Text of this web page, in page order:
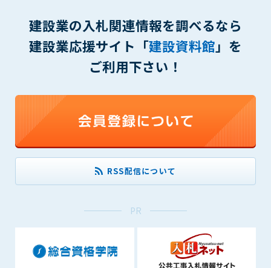
建設業の入札関連情報を調べるなら
建設業応援サイト「建設資料館」を
ご利用下さい！
RSS配信について
PR
を、営利を目的として第三者に転売し、または転売のため
に第三者に提供すること
第7条（登録内容の削除）
管理者は、会員が登録した内容が以下に該当する、またはその
(1) 登録されている情報が、第6条の定める禁止事項に該当する
と管理者が、判断した場合
(2) 建設資料館の運営および保守管理上、必要と判断した場合
(4) その他、管理者が不適当と判断した場合
第8条（サービスの変更・中止等）
廃止を含み)し、本サービスの運営を中止または廃止することが
被った損害について管理者は､一切の責任をも負わないものと
します。